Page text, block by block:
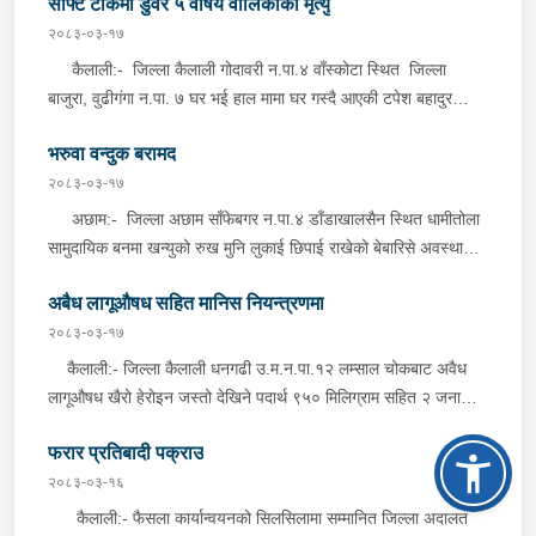
सामानहरु वुधबार साँझ इलाका प्रहरी कार्यालय टिकापुर, कैलालीबाट खटिएको
प्रहरीले बेवारिसे अबस्थामा फेला पारी आवश्यक प्रक्रिया पुरा गरि
नियन्त्रणमा लिएको हो । दार्चुला:- जिल्ला दार्चुला महाकाली न.पा.१
कलौनबाट अबैध रुपमा भारतबाट भन्सार छलि गरि ल्याएका अन्दाजी मूल्य
रु.२८,०११।- बराबरको चामल, पिठो, पाँपड लगायतका सामानहरु वुधबार
साँझ जिल्ला प्रहरी कार्यालय दार्चुलाबाट खटिएको प्रहरीले बेवारिसे अबस्थामा
न.पा.४ बस्ने बर्ष ५९ को रण बहादुर बोहरालाई इलाका प्रहरी कार्यालय
झलारी, कञ्चनपुर समेतबाट खटिएको प्रहरीले मंगलबार साँझ गुलरिया
बजारबाट पक्राउ गरेको हो ।
२०८३-०३-१७
कैलाली:- जिल्ला कैलाली गोदावरी न.पा.४ वाँस्कोटा स्थित जिल्ला
बाजुरा, वुढीगंगा न.पा. ७ घर भई हाल मामा घर गस्दै आएकी टपेश बहादुर
खाल्टोमा परि मंगलबार दिउँसो डुवेर मृत अवस्थमा फेला परेकि हुन । घटना
सम्बन्धमा प्रहरीले अनुसन्धान गरिरहेको छ ।
भरुवा वन्दुक बरामद
२०८३-०३-१७
अछाम:- जिल्ला अछाम साँफेबगर न.पा.४ डाँडाखालसैन स्थित धामीतोला
सामुदायिक बनमा खन्युको रुख मुनि लुकाई छिपाई राखेको बेबारिसे अवस्थामा
कार्यालय साँफेबगर, अछामबाट खटिएको प्रहरीले उक्त भरुवा बन्दुक फेला पारी
बरामद गरेको हो । यस सम्बन्धमा प्रहरीले थप अनुसन्धान गरिरहेको छ ।
अबैध लागूऔषध सहित मानिस नियन्त्रणमा
२०८३-०३-१७
कैलाली:- जिल्ला कैलाली धनगढी उ.म.न.पा.१२ लम्साल चोकबाट अवैध
लागूऔषध खैरो हेरोइन जस्तो देखिने पदार्थ ९५० मिलिग्राम सहित २ जनालाई
बर्ष २८ को निशान भण्डारी र १५ बर्षिय किशोर रहेका छन् । लागूऔषध
नियन्त्रण ब्युरो शाखा कार्यालय महेन्द्रनगर र अस्थायी प्रहरी पोष्ट जुगेडा,
कैलालीबाट संयुक्त रुपमा खटिएको प्रहरीले शंका लागि चेकजाँच गर्दा उक्त
फरार प्रतिबादी पक्राउ
२०८३-०३-१६
कैलाली:- फैसला कार्यान्वयनको सिलसिलामा सम्मानित जिल्ला अदालत